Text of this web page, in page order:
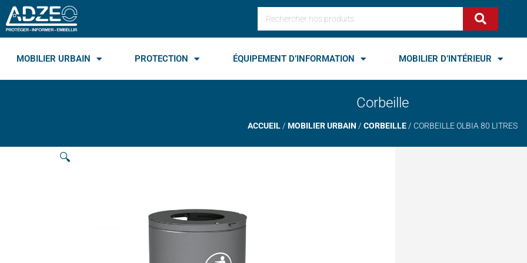
Aller
au
contenu
Rechercher
MOBILIER URBAIN PROTECTION ÉQUIPEMENT D’INFORMATION MOBILIER D’INTÉRIEUR
Corbeille
ACCUEIL/ MOBILIER URBAIN / CORBEILLE/ CORBEILLE OLBIA 80 LITRES
🔍